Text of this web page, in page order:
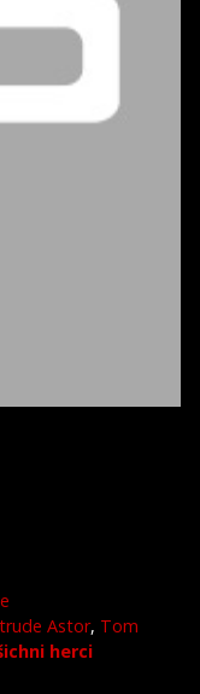
Astor, Tom
herci